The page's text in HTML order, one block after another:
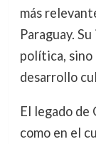
más
Paraguay.
política, sino
desarrollo
El legado
como en el